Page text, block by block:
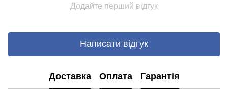
Додайте перший відгук
Написати відгук
Доставка Оплата Гарантія